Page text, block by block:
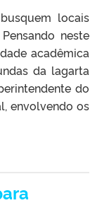
locais
neste
acadêmica
da lagarta
do
envolvendo os